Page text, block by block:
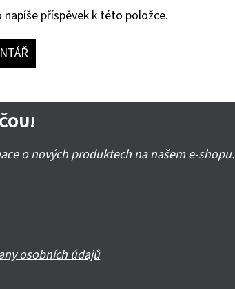
příspěvek k této položce.
o nových produktech na našem e-shopu.
osobních údajů